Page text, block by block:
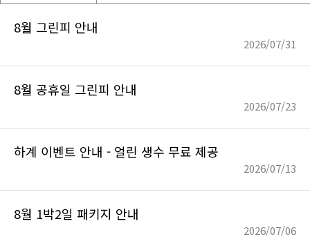
8월 그린피 안내
2026/07/31
8월 공휴일 그린피 안내
2026/07/23
하계 이벤트 안내 - 얼린 생수 무료 제공
2026/07/13
8월 1박2일 패키지 안내
2026/07/06